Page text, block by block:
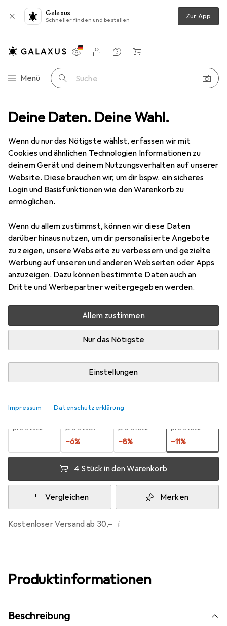
Deine Daten. Deine Wahl.
Wenn du nur das Nötigste wählst, erfassen wir mit
Cookies und ähnlichen Technologien Informationen zu
deinem Gerät und deinem Nutzungsverhalten auf unserer
Website. Diese brauchen wir, um dir bspw. ein sicheres
Login und Basisfunktionen wie den Warenkorb zu
ermöglichen.
Wenn du allem zustimmst, können wir diese Daten
darüber hinaus nutzen, um dir personalisierte Angebote
zu zeigen, unsere Webseite zu verbessern und gezielte
Werbung auf unseren und anderen Webseiten oder Apps
anzuzeigen. Dazu können bestimmte Daten auch an
Dritte und Werbepartner weitergegeben werden.
Allem zustimmen
Nur das Nötigste
Einstellungen
Impressum Datenschutzerklärung
Galaxus
Schneller finden und bestellen Zur App
Navigation nach Kategorien
Menü Suche
Einstellungen
Kundenkonto
Vergleichslisten
Merklisten
Warenkorb
Leuchten Leuchtmittel Osram Led Retrofit Classic A Mirror
10 Bilder
MENGENRABATT
OsramLed Retrofit Classic A Mirror
E27, 650 lm, 1x
Preis in EUR inkl. MwSt.
EUR
8,98
Produktdatenblatt
27
Zwischen Mi, 12.8. und Fr, 14.8. geliefert
Mehr als 10 Stück an Lager beim Lieferanten
1 Stück
pro Stück
pro Stück
−6%
3 Stück
pro Stück
−8%
pro Stück
−11%
4 Stück in den Warenkorb
Vergleichen Merken
Kostenloser Versand ab 30,– i
Produktinformationen
Beschreibung